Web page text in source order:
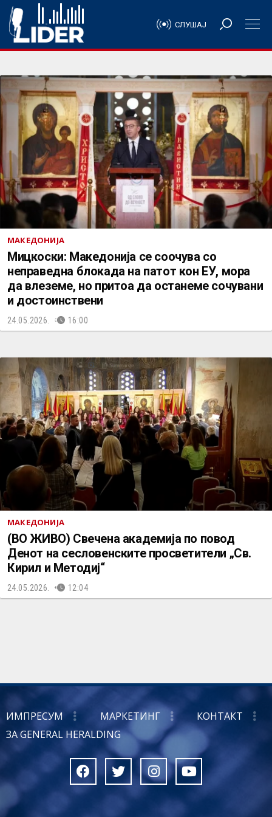
СЛУШАЈ
МАКЕДОНИЈА
Мицкоски: Македонија се соочува со
неправедна блокада на патот кон ЕУ, мора
да влеземе, но притоа да останеме сочувани
и достоинствени
24.05.2026. 16:00
МАКЕДОНИЈА
(ВО ЖИВО) Свечена академија по повод
Денот на сесловенските просветители „Св.
Кирил и Методиј“
24.05.2026. 12:04
ИМПРЕСУМ МАРКЕТИНГ
КОНТАКТ
ЗА GENERAL HERALDING